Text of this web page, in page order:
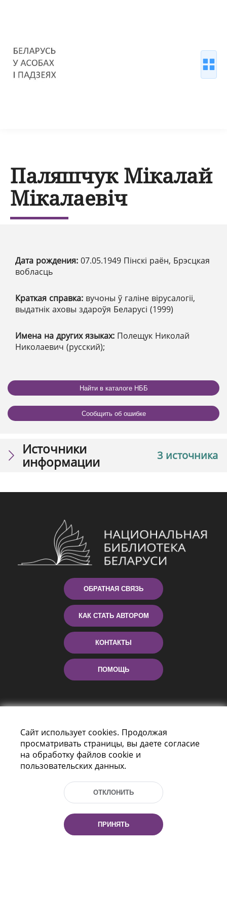
Паляшчук Мікалай
Мікалаевіч
Дата рождения: 07.05.1949 Пінскі раён, Брэсцкая
вобласць
Краткая справка: вучоны ў галіне вірусалогіі,
выдатнік аховы здароўя Беларусі (1999)
Имена на других языках: Полещук Николай
Николаевич (русский);
Найти в каталоге НББ
Сообщить об ошибке
3 источника
Источники
информации
ОБРАТНАЯ СВЯЗЬ
КАК СТАТЬ АВТОРОМ
КОНТАКТЫ
ПОМОЩЬ
Пр-т Независимости 116
Тел.: (+375 17) 368 37 37, Факс: (+375 17)
Эл. почта: inbox@nlb.by
Сайт использует cookies. Продолжая
просматривать страницы, вы даете согласие
на обработку файлов cookie и
пользовательских данных.
ОТКЛОНИТЬ
ПРИНЯТЬ